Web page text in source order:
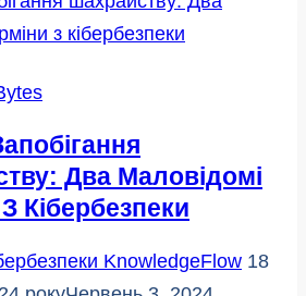
Безкоштовні
курси
героїв!
Два Маловідомі
Кібербезпеки
KnowledgeFlow 18